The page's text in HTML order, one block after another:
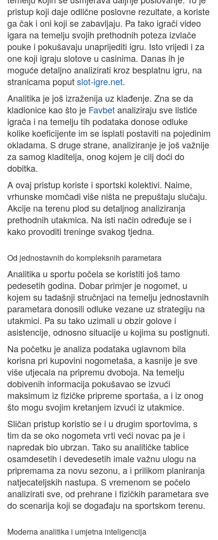
pristup koji daje odlične poslovne rezultate, a koriste
ga čak i oni koji se zabavljaju. Pa tako igrači video
igara na temelju svojih prethodnih poteza izvlače
pouke i pokušavaju unaprijediti igru. Isto vrijedi i za
one koji igraju slotove u casinima. Danas ih je
moguće detaljno analizirati kroz besplatnu igru, na
stranicama poputslot-igre.net.
Analitika je još izraženija uz klađenje. Zna se da
kladionice kao što je Favbetanaliziraju sve listiće
igrača i na temelju tih podataka donose odluke
kolike koeficijente im se isplati postaviti na pojedinim
okladama. S druge strane, analiziranje je još važnije
za samog kladitelja, onog kojem je cilj doći do
dobitka.
A ovaj pristup koriste i sportski kolektivi. Naime,
vrhunske momčadi više ništa ne prepuštaju slučaju.
Akcije na terenu plod su detaljnog analiziranja
prethodnih utakmica. Na isti način određuje se i
kako provoditi treninge svakog tjedna.
Od jednostavnih do kompleksnih parametara
Analitika u sportu počela se koristiti još tamo
pedesetih godina. Dobar primjer je nogomet, u
kojem su tadašnji stručnjaci na temelju jednostavnih
parametara donosili odluke vezane uz strategiju na
utakmici. Pa su tako uzimali u obzir golove i
asistencije, odnosno situacije u kojima su postignuti.
Na početku je analiza podataka uglavnom bila
korisna pri kupovini nogometaša, a kasnije je sve
više utjecala na pripremu dvoboja. Na temelju
dobivenih informacija pokušavao se izvući
maksimum iz fizičke pripreme sportaša, a i iz onog
što mogu svojim kretanjem izvući iz utakmice.
Sličan pristup koristio se i u drugim sportovima, s
tim da se oko nogometa vrti veći novac pa je i
napredak bio ubrzan. Tako su analitičke tablice
osamdesetih i devedesetih imale važnu ulogu na
pripremama za novu sezonu, a i prilikom planiranja
natjecateljskih nastupa. S vremenom se počelo
analizirati sve, od prehrane i fizičkih parametara sve
do scenarija koji se događaju na sportskom terenu.
Moderna analitika i umjetna inteligencija